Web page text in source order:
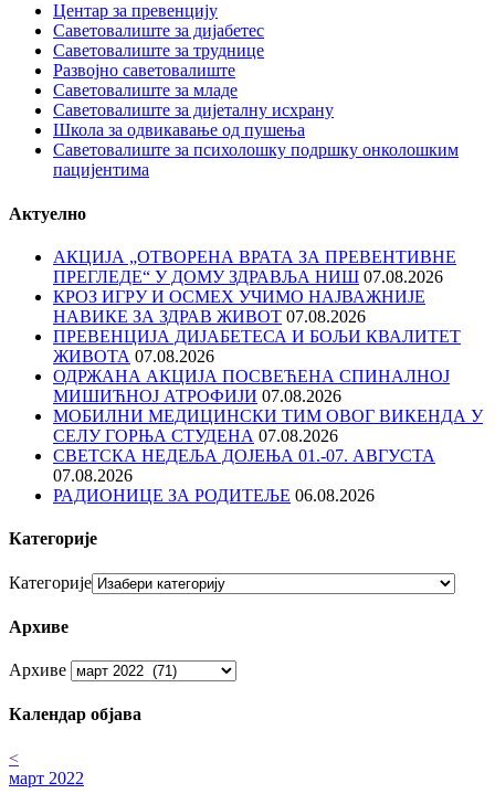
Центар за превенцију
Саветовалиште за дијабетес
Саветовалиште за труднице
Развојно саветовалиште
Саветовалиште за младе
Саветовалиште за дијеталну исхрану
Школа за одвикавање од пушења
Саветовалиште за психолошку подршку онколошким
пацијентима
Актуелно
АКЦИЈА „ОТВОРЕНА ВРАТА ЗА ПРЕВЕНТИВНЕ
ПРЕГЛЕДЕ“ У ДОМУ ЗДРАВЉА НИШ 07.08.2026
КРОЗ ИГРУ И ОСМЕХ УЧИМО НАЈВАЖНИЈЕ
НАВИКЕ ЗА ЗДРАВ ЖИВОТ 07.08.2026
ПРЕВЕНЦИЈА ДИЈАБЕТЕСА И БОЉИ КВАЛИТЕТ
ЖИВОТА 07.08.2026
ОДРЖАНА АКЦИЈА ПОСВЕЋЕНА СПИНАЛНОЈ
МИШИЋНОЈ АТРОФИЈИ 07.08.2026
МОБИЛНИ МЕДИЦИНСКИ ТИМ ОВОГ ВИКЕНДА У
СЕЛУ ГОРЊА СТУДЕНА 07.08.2026
СВЕТСКА НЕДЕЉА ДОЈЕЊА 01.-07. АВГУСТА
07.08.2026
РАДИОНИЦЕ ЗА РОДИТЕЉЕ 06.08.2026
Категорије
Категорије
Архиве
Архиве
Календар објава
<
март 2022